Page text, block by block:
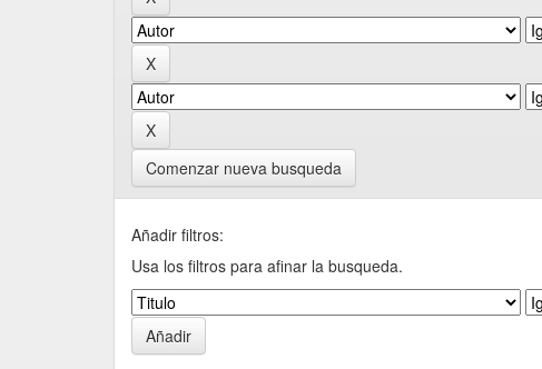
Comenzar nueva busqueda
Añadir filtros:
Usa los filtros para afinar la busqueda.